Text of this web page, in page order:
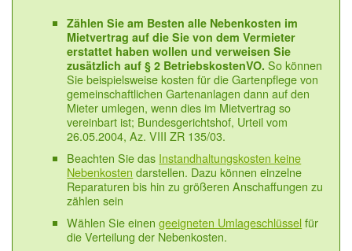
Zählen Sie am Besten alle Nebenkosten im
Mietvertrag auf die Sie von dem Vermieter
erstattet haben wollen und verweisen Sie
zusätzlich auf § 2 BetriebskostenVO.So können
Sie beispielsweise kosten für die Gartenpflege von
gemeinschaftlichen Gartenanlagen dann auf den
Mieter umlegen, wenn dies im Mietvertrag so
vereinbart ist; Bundesgerichtshof, Urteil vom
26.05.2004, Az. VIII ZR 135/03.
Beachten Sie das Instandhaltungskosten keine
Nebenkosten darstellen. Dazu können einzelne
Reparaturen bis hin zu größeren Anschaffungen zu
zählen sein
Wählen Sie einengeeigneten Umlageschlüsselfür
die Verteilung der Nebenkosten.